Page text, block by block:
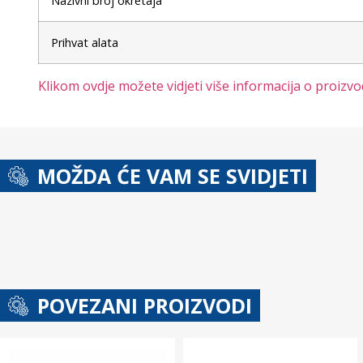
Prihvat alata
Klikom ovdje možete vidjeti više informacija o
MOŽDA ĆE VAM SE SVIDJETI
POVEZANI PROIZVODI